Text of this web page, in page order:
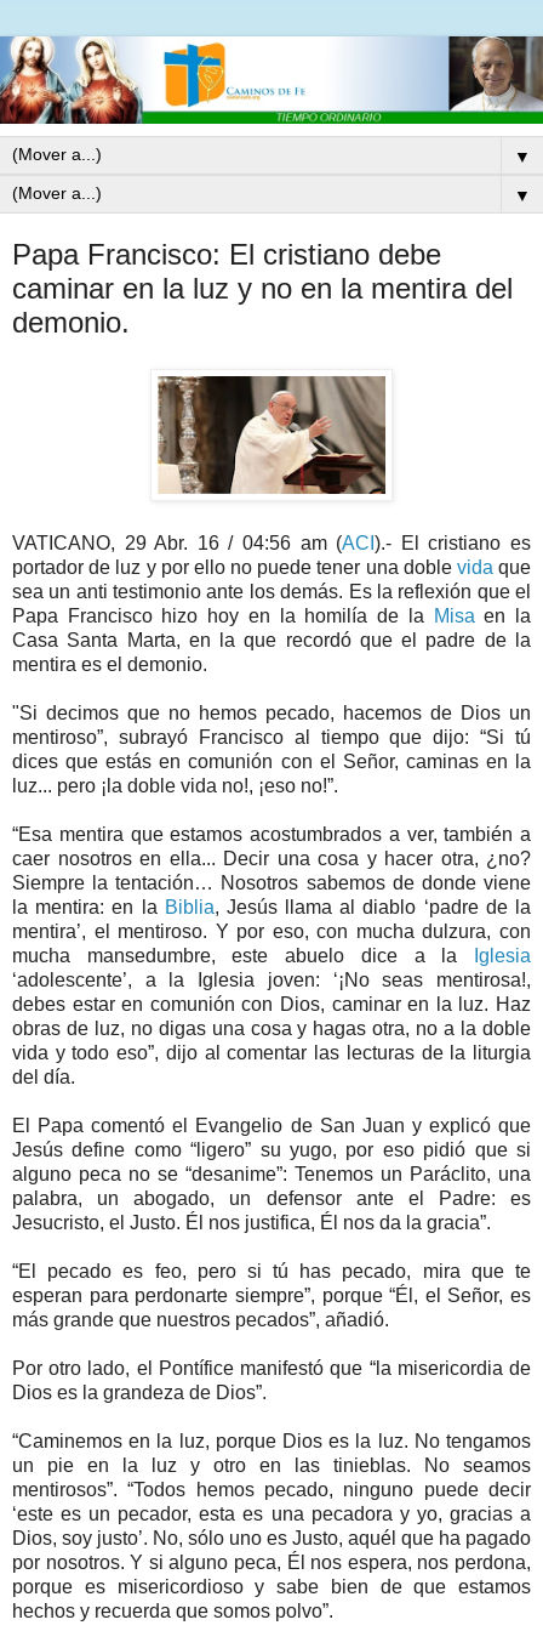
▼
▼
Papa Francisco: El cristiano debe
caminar en la luz y no en la mentira del
demonio.
VATICANO, 29 Abr. 16 / 04:56 am (ACI).- El cristiano es
portador de luz y por ello no puede tener una doble vida que
sea un anti testimonio ante los demás. Es la reflexión que el
Papa Francisco hizo hoy en la homilía de la
Misa en la
Casa Santa Marta, en la que recordó que el padre de la
mentira es el demonio.
"Si decimos que no hemos pecado, hacemos de Dios un
mentiroso”, subrayó Francisco al tiempo que dijo: “Si tú
dices que estás en comunión con el Señor, caminas en la
luz... pero ¡la doble vida no!, ¡eso no!”.
“Esa mentira que estamos acostumbrados a ver, también a
caer nosotros en ella... Decir una cosa y hacer otra, ¿no?
Siempre la tentación… Nosotros sabemos de donde viene
la mentira: en la Biblia, Jesús llama al diablo ‘padre de la
mentira’, el mentiroso. Y por eso, con mucha dulzura, con
mucha mansedumbre, este abuelo dice a la
Iglesia
‘adolescente’, a la Iglesia joven: ‘¡No seas mentirosa!,
debes estar en comunión con Dios, caminar en la luz. Haz
obras de luz, no digas una cosa y hagas otra, no a la doble
vida y todo eso”, dijo al comentar las lecturas de la liturgia
del día.
El Papa comentó el Evangelio de San Juan y explicó que
Jesús define como “ligero” su yugo, por eso pidió que si
alguno peca no se “desanime”: Tenemos un Paráclito, una
palabra, un abogado, un defensor ante el Padre: es
Jesucristo, el Justo. Él nos justifica, Él nos da la gracia”.
“El pecado es feo, pero si tú has pecado, mira que te
esperan para perdonarte siempre”, porque “Él, el Señor, es
más grande que nuestros pecados”, añadió.
Por otro lado, el Pontífice manifestó que “la misericordia de
Dios es la grandeza de Dios”.
“Caminemos en la luz, porque Dios es la luz. No tengamos
un pie en la luz y otro en las tinieblas. No seamos
mentirosos”. “Todos hemos pecado, ninguno puede decir
‘este es un pecador, esta es una pecadora y yo, gracias a
Dios, soy justo’. No, sólo uno es Justo, aquél que ha pagado
por nosotros. Y si alguno peca, Él nos espera, nos perdona,
porque es misericordioso y sabe bien de que estamos
hechos y recuerda que somos polvo”.